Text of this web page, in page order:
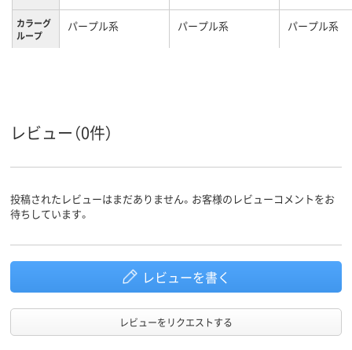
カラーグ
ループ
パープル系 パープル系 パープル系
レビュー（0件）
投稿されたレビューはまだありません。お客様のレビューコメントをお
待ちしています。
レビューを書く
レビューをリクエストする